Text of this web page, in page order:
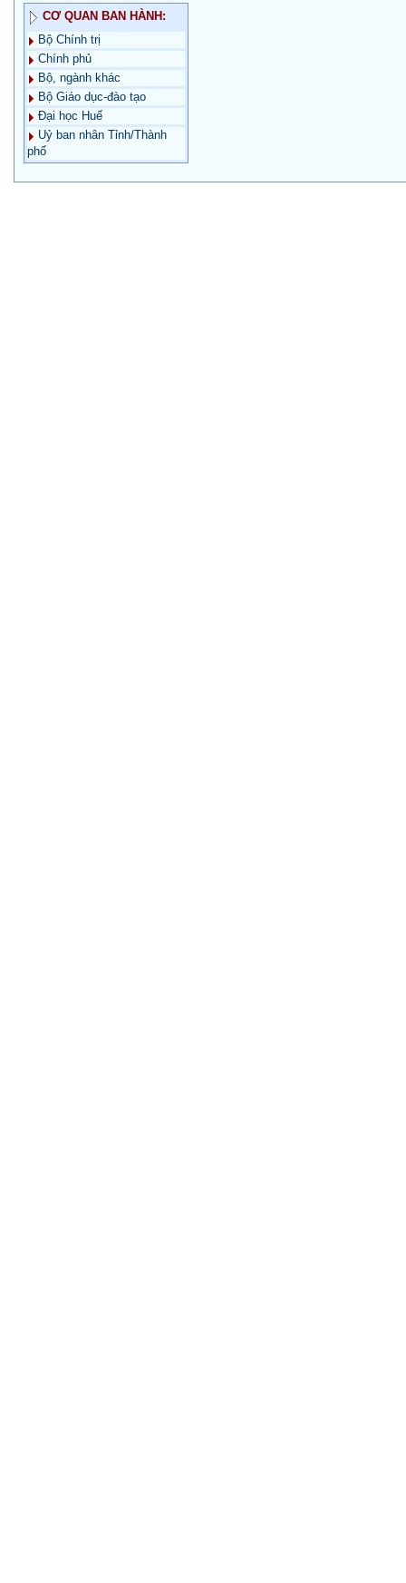
CƠ QUAN BAN HÀNH:
Bộ Chính trị
Chính phủ
Bộ, ngành khác
Bộ Giáo dục-đào tạo
Đại học Huế
Uỷ ban nhân Tỉnh/Thành
phố